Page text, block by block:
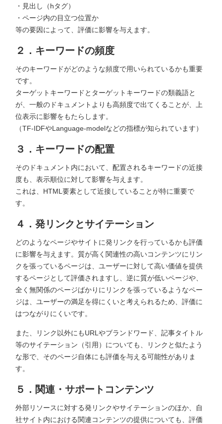
・見出し（hタグ）
・ページ内の目立つ位置か
等の要因によって、評価に影響を与えます。
２．キーワードの頻度
そのキーワードがどのような頻度で用いられているかも重要
です。
ターゲットキーワードとターゲットキーワードの類義語と
が、一般のドキュメントよりも高頻度で出てくることが、上
位表示に影響をもたらします。
（TF-IDFやLanguage-modelなどの指標が知られています）
３．キーワードの配置
そのドキュメント内において、配置されるキーワードの近接
度も、表示順位に対して影響を与えます。
これは、HTML要素として近接していることが特に重要で
す。
４．発リンクとサイテーション
どのようなページやサイトに発リンクを行っているかも評価
に影響を与えます。質が高く関連性の高いコンテンツにリン
クを張っているページは、ユーザーに対して高い価値を提供
するページとして評価されますし、逆に質が低いページや、
全く無関係のページばかりにリンクを張っているようなペー
ジは、ユーザーの満足を得にくいと考えられるため、評価に
はつながりにくいです。
また、リンク以外にもURLやブランドワード、記事タイトル
等のサイテーション（引用）についても、リンクと似たよう
な形で、そのページ自体にも評価を与える可能性がありま
す。
５．関連・サポートコンテンツ
外部リソースに対する発リンクやサイテーションのほか、自
社サイト内における関連コンテンツの提供についても、評価